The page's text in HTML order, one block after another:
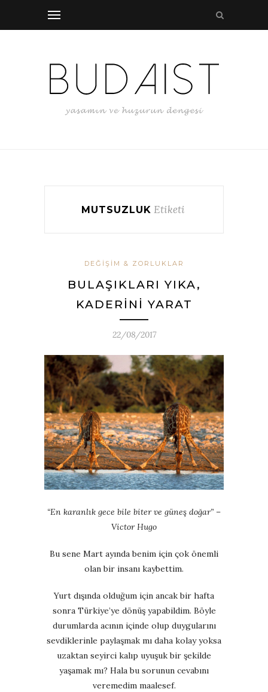
MUTSUZLUK Etiketi
DEĞIŞIM & ZORLUKLAR
BULAŞIKLARI YIKA,
KADERİNİ YARAT
22/08/2017
“En karanlık gece bile biter ve güneş doğar” –
Victor Hugo
Bu sene Mart ayında benim için çok önemli
olan bir insanı kaybettim.
Yurt dışında olduğum için ancak bir hafta
sonra Türkiye’ye dönüş yapabildim. Böyle
durumlarda acının içinde olup duygularını
sevdiklerinle paylaşmak mı daha kolay yoksa
uzaktan seyirci kalıp uyuşuk bir şekilde
yaşamak mı? Hala bu sorunun cevabını
veremedim maalesef.